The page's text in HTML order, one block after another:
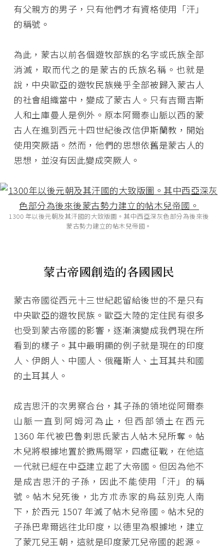
有父親方的男子，只有他們才有資格使用「汗」
的稱號。
為此，蒙古以前各個遊牧部族的名字或氏族全部
消滅，取而代之的是蒙古的氏族名稱。也就是
說，中央歐亞的遊牧民族幾乎全部被歸入蒙古人
的社會組織當中，變成了蒙古人。只有吉爾吉斯
人和土庫曼人是例外。原本阿爾泰山脈以西的蒙
古人在進到西元十四世紀後改信伊斯蘭教，開始
使用突厥語。然而，他們的思想依舊是蒙古人的
思想，並沒有因此變成突厥人。
1300 年以後元朝及其汗國的大致版圖。其中西亞深灰色部分為後來後
蒙古勢力建立的帖木兒帝國。
蒙古帝國創造的各國國民
蒙古帝國從西元十三世紀起留給後世的不是只有
中央歐亞的遊牧民族。歐亞大陸的定住民有很多
也受到蒙古帝國的影響，逐漸演變成我們現在所
看到的樣子。其中最明顯的例子就是現在的印度
人、伊朗人、中國人、俄羅斯人、土耳其共和國
的土耳其人。
成吉思汗的次男察合台，其子孫的領地從阿爾泰
山脈一直到阿姆河為止，但西部領土在西元
1360 年代被巴魯剌思氏蒙古人帖木兒所奪。帖
木兒將根據地置於撒馬爾罕，四處征戰，在他這
一代就已經在中亞建立起了大帝國。但因為他不
是成吉思汗的子孫，因此不能使用「汗」的稱
號。帖木兒死後，北方朮赤家的烏茲別克人南
下，於西元 1507 年滅了帖木兒帝國。帖木兒的
子孫巴卑爾逃往北印度，以德里為根據地，建立
了蒙兀兒王朝，這就是印度蒙兀兒帝國的起源。